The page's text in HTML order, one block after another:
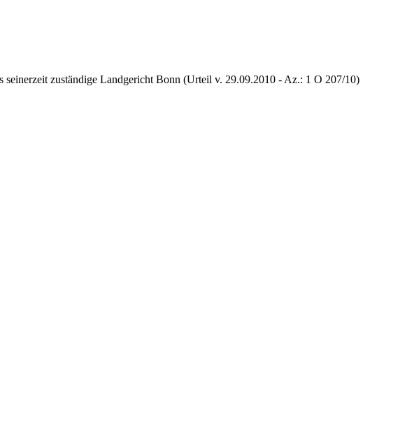
zuständige Landgericht Bonn (Urteil v. 29.09.2010 - Az.: 1 O 207/10)